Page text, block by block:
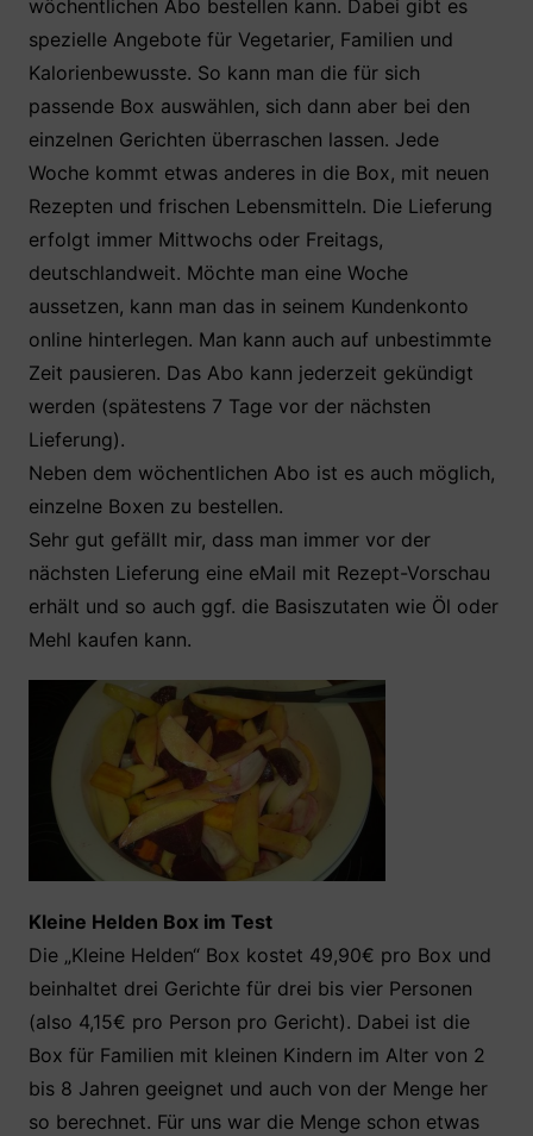
k
wöchentlichen Abo bestellen kann. Dabei gibt es
spezielle Angebote für Vegetarier, Familien und
Kalorienbewusste. So kann man die für sich
passende Box auswählen, sich dann aber bei den
einzelnen Gerichten überraschen lassen. Jede
Woche kommt etwas anderes in die Box, mit neuen
Rezepten und frischen Lebensmitteln. Die Lieferung
erfolgt immer Mittwochs oder Freitags,
deutschlandweit. Möchte man eine Woche
aussetzen, kann man das in seinem Kundenkonto
online hinterlegen. Man kann auch auf unbestimmte
Zeit pausieren. Das Abo kann jederzeit gekündigt
werden (spätestens 7 Tage vor der nächsten
Lieferung).
Neben dem wöchentlichen Abo ist es auch möglich,
einzelne Boxen zu bestellen.
Sehr gut gefällt mir, dass man immer vor der
nächsten Lieferung eine eMail mit Rezept-Vorschau
erhält und so auch ggf. die Basiszutaten wie Öl oder
Mehl kaufen kann.
Kleine Helden Box im Test
Die „Kleine Helden“ Box kostet 49,90€ pro Box und
beinhaltet drei Gerichte für drei bis vier Personen
(also 4,15€ pro Person pro Gericht). Dabei ist die
Box für Familien mit kleinen Kindern im Alter von 2
bis 8 Jahren geeignet und auch von der Menge her
so berechnet. Für uns war die Menge schon etwas